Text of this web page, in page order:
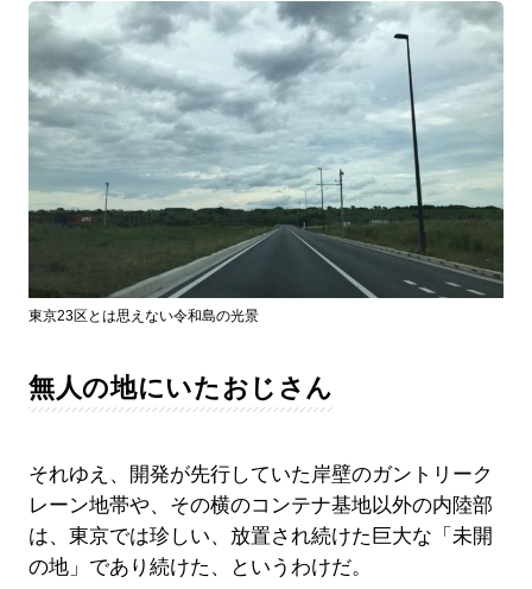
東京23区とは思えない令和島の光景
無人の地にいたおじさん
それゆえ、開発が先行していた岸壁のガントリーク
レーン地帯や、その横のコンテナ基地以外の内陸部
は、東京では珍しい、放置され続けた巨大な「未開
の地」であり続けた、というわけだ。